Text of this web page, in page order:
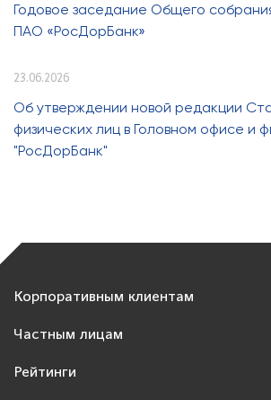
Годовое заседание Общего
ПАО «РосДорБанк»
23.06.2026
Об утверждении новой редакции
физических лиц в Головном офисе и
"РосДорБанк"
Корпоративным клиентам
Частным лицам
Рейтинги